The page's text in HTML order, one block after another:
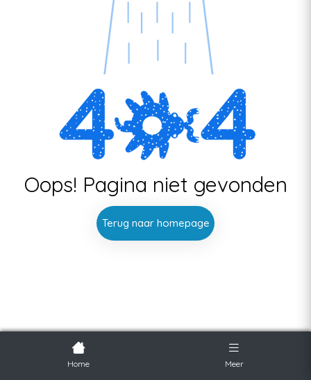
Oops! Pagina niet gevonden
Terug naar homepage
Home Meer